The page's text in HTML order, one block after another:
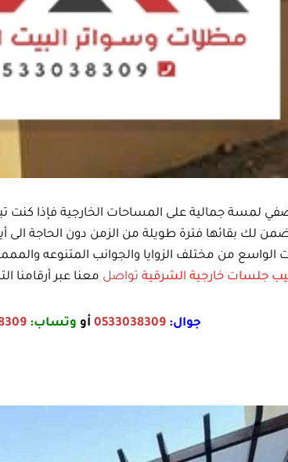
لمسة جمالية على المساحات الخارجية فإذا
لك بقائها فترة طويلة من الزمن دون الحاجة الى
الواسع من مختلف الزوايا والجوانب المتنوعه
جلسات خارجية الشرقية تواصل معنا عبر أرقامنا
جوال:0533038309 أو وتساب: